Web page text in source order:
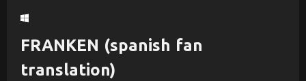
FRANKEN (spanish fan
translation)